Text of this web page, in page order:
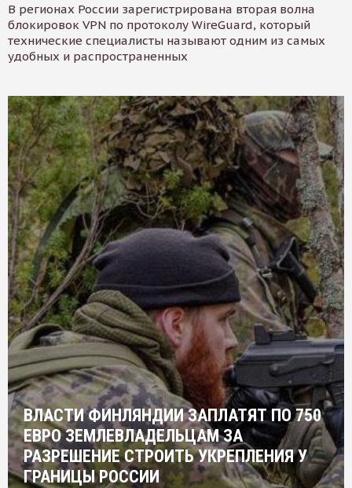
В регионах России зарегистрирована вторая волна
блокировок VPN по протоколу WireGuard, который
технические специалисты называют одним из самых
удобных и распространенных
ВЛАСТИ ФИНЛЯНДИИ ЗАПЛАТЯТ ПО 750
ЕВРО ЗЕМЛЕВЛАДЕЛЬЦАМ ЗА
РАЗРЕШЕНИЕ СТРОИТЬ УКРЕПЛЕНИЯ У
ГРАНИЦЫ РОССИИ